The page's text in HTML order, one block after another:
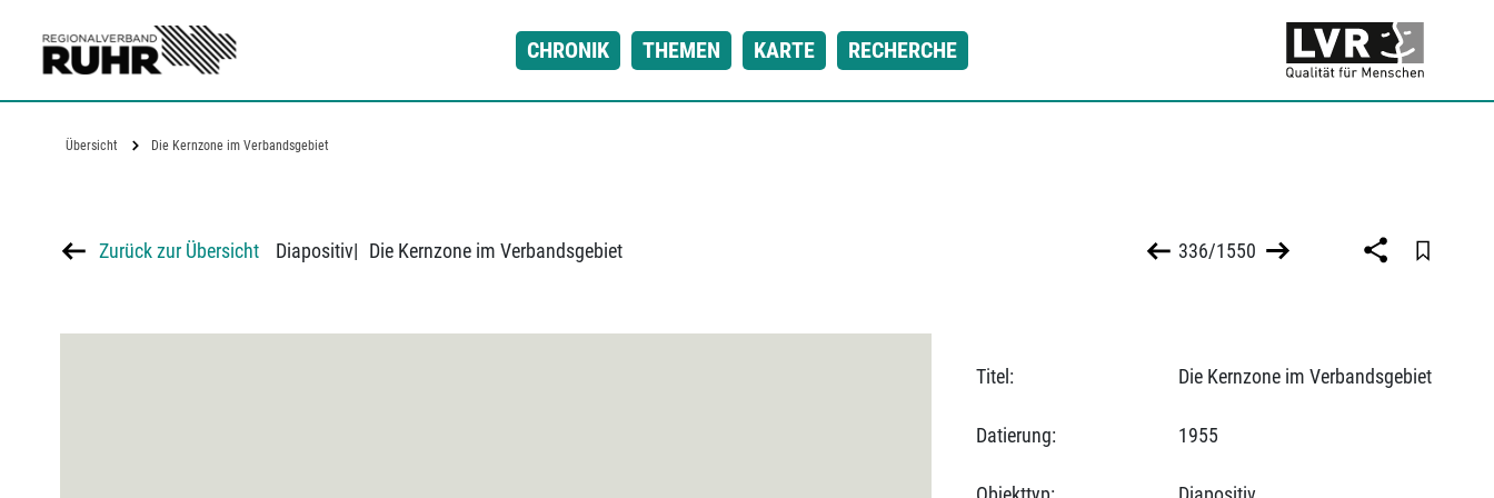
CHRONIK THEMEN KARTE RECHERCHE
Übersicht Die Kernzone im Verbandsgebiet
Zurück zur Übersicht Diapositiv| Die Kernzone im Verbandsgebiet 336/1550
Titel: Die Kernzone im Verbandsgebiet
Datierung: 1955